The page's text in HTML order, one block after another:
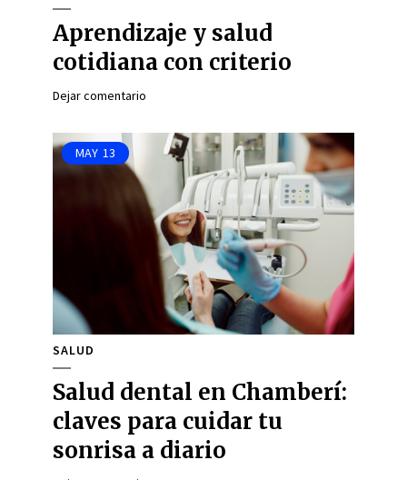
Aprendizaje y salud
cotidiana con criterio
Dejar comentario
MAY 13
SALUD
Salud dental en Chamberí:
claves para cuidar tu
sonrisa a diario